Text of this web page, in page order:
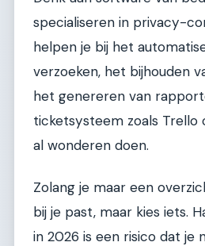
specialiseren in privacy-
helpen je bij het
verzoeken, het bijhouden
het genereren van
ticketsysteem zoals Trello
al wonderen doen.
Zolang je maar een
bij je past, maar kies iets.
in 2026 is een risico dat je